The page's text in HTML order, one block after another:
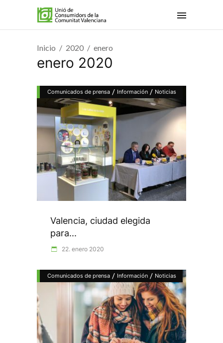
Inicio 2020 enero
enero 2020
Comunicados de prensa / Información / Noticias
Valencia, ciudad elegida
para...
22. enero 2020
Comunicados de prensa / Información / Noticias